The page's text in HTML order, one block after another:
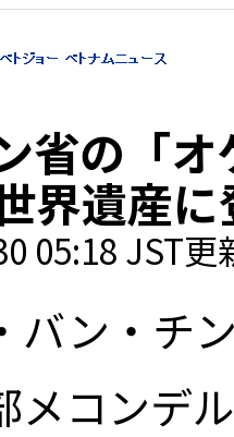
省の「
界遺産
05:18 JST更
バン・チ
メコンデ